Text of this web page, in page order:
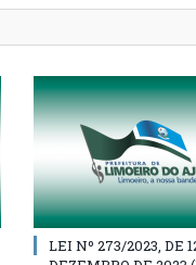
LEI Nº 273/2023, DE